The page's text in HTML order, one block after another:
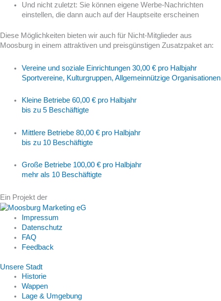
Und nicht zuletzt: Sie können eigene Werbe-Nachrichten
einstellen, die dann auch auf der Hauptseite erscheinen
Diese Möglichkeiten bieten wir auch für Nicht-Mitglieder aus
Moosburg in einem attraktiven und preisgünstigen Zusatzpaket an:
Vereine und soziale Einrichtungen 30,00 € pro Halbjahr
Sportvereine, Kulturgruppen, Allgemeinnützige Organisationen
Kleine Betriebe 60,00 € pro Halbjahr
bis zu 5 Beschäftigte
Mittlere Betriebe 80,00 € pro Halbjahr
bis zu 10 Beschäftigte
Große Betriebe 100,00 € pro Halbjahr
mehr als 10 Beschäftigte
Ein Projekt der
Impressum
Datenschutz
FAQ
Feedback
Unsere Stadt
Historie
Wappen
Lage & Umgebung